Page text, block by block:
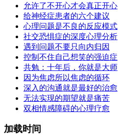
允许了不开心才会真正开心
给神经症患者的六个建议
心理问题是不良的反应模式
社交恐惧症的深度心理分析
遇到问题不要只向内归因
控制不住自己想笑的强迫症
共勉：十年后，你就是大师
因为焦虑所以焦虑的循环
深入的沟通就是最好的治愈
无法实现的期望就是痛苦
双相情感障碍的心理疗愈
加载时间